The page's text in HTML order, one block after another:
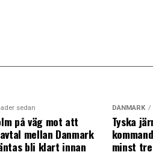
sedan
på väg mot att
mellan Danmark
bli klart innan
DANMARK
Tyska
minst